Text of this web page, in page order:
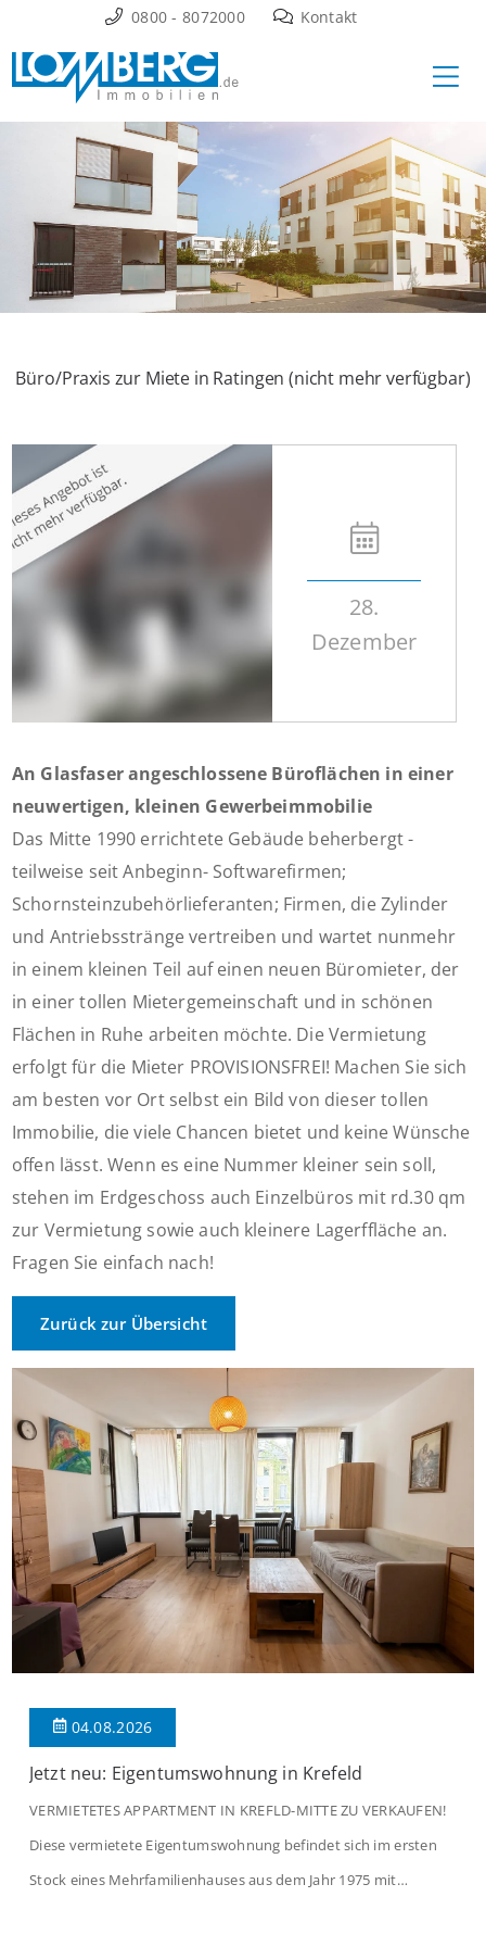
Inhalt
springen
0800 - 8072000 Kontakt
Büro/Praxis zur Miete in Ratingen (nicht mehr verfügbar)
28.
Dezember
An Glasfaser angeschlossene Büroflächen in einer
neuwertigen, kleinen Gewerbeimmobilie
Das Mitte 1990 errichtete Gebäude beherbergt -
teilweise seit Anbeginn- Softwarefirmen;
Schornsteinzubehörlieferanten; Firmen, die Zylinder
und Antriebsstränge vertreiben und wartet nunmehr
in einem kleinen Teil auf einen neuen Büromieter, der
in einer tollen Mietergemeinschaft und in schönen
Flächen in Ruhe arbeiten möchte. Die Vermietung
erfolgt für die Mieter PROVISIONSFREI! Machen Sie sich
am besten vor Ort selbst ein Bild von dieser tollen
Immobilie, die viele Chancen bietet und keine Wünsche
offen lässt. Wenn es eine Nummer kleiner sein soll,
stehen im Erdgeschoss auch Einzelbüros mit rd.30 qm
zur Vermietung sowie auch kleinere Lagerffläche an.
Fragen Sie einfach nach!
Zurück zur Übersicht
04.08.2026
Jetzt neu: Eigentumswohnung in Krefeld
VERMIETETES APPARTMENT IN KREFLD-MITTE ZU VERKAUFEN!
Diese vermietete Eigentumswohnung befindet sich im ersten
Stock eines Mehrfamilienhauses aus dem Jahr 1975 mit